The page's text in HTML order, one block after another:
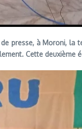
presse, à
Cette deuxième